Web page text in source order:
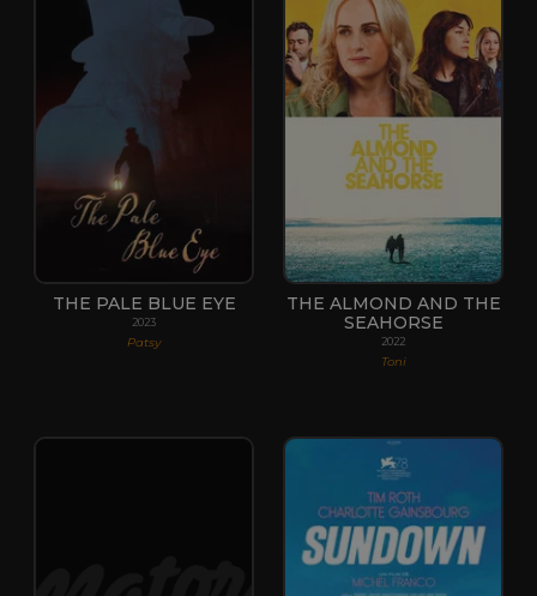
THE PALE BLUE EYE
2023
Patsy
THE ALMOND AND THE
SEAHORSE
2022
Toni